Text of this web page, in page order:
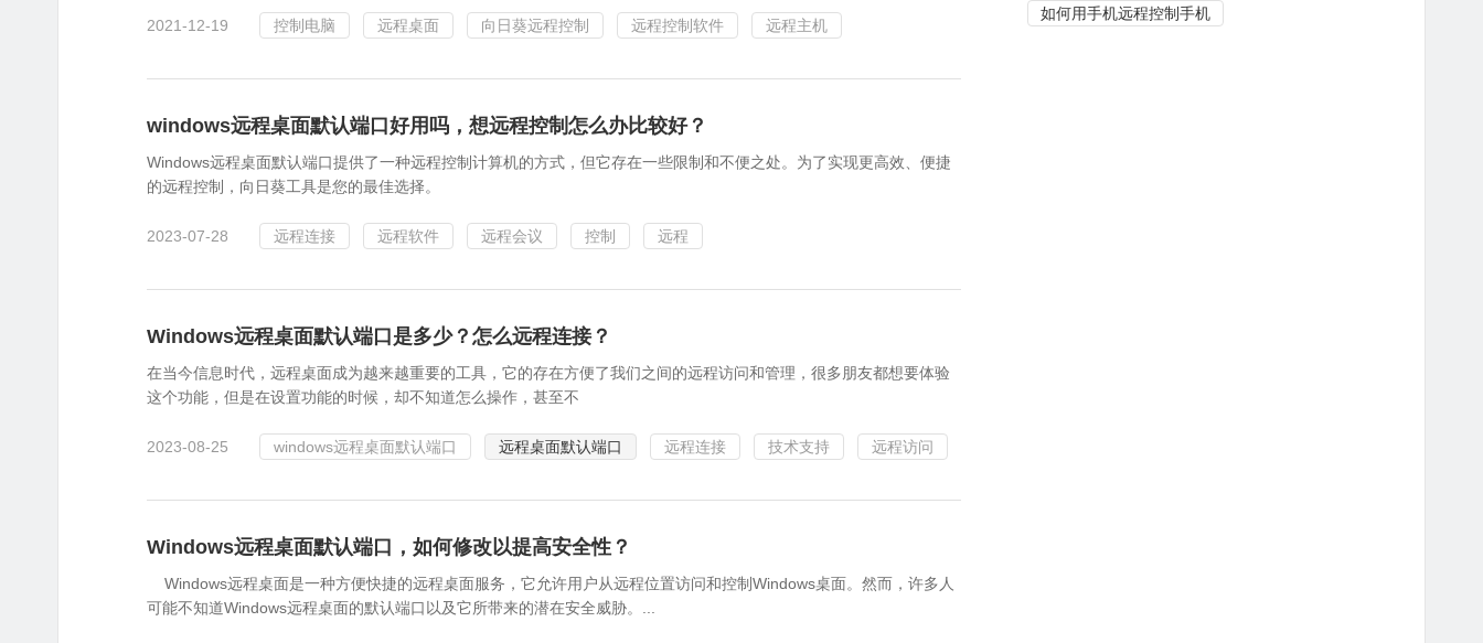
如何用手机远程控制手机
2021-12-19 控制电脑 远程桌面 向日葵远程控制 远程控制软件 远程主机
windows远程桌面默认端口好用吗，想远程控制怎么办比较好？
Windows远程桌面默认端口提供了一种远程控制计算机的方式，但它存在一些限制和不便之处。为了实现更高效、便捷
的远程控制，向日葵工具是您的最佳选择。
2023-07-28 远程连接 远程软件 远程会议 控制 远程
Windows远程桌面默认端口是多少？怎么远程连接？
在当今信息时代，远程桌面成为越来越重要的工具，它的存在方便了我们之间的远程访问和管理，很多朋友都想要体验
这个功能，但是在设置功能的时候，却不知道怎么操作，甚至不
2023-08-25 windows远程桌面默认端口 远程桌面默认端口 远程连接 技术支持 远程访问
Windows远程桌面默认端口，如何修改以提高安全性？
Windows远程桌面是一种方便快捷的远程桌面服务，它允许用户从远程位置访问和控制Windows桌面。然而，许多人
可能不知道Windows远程桌面的默认端口以及它所带来的潜在安全威胁。...